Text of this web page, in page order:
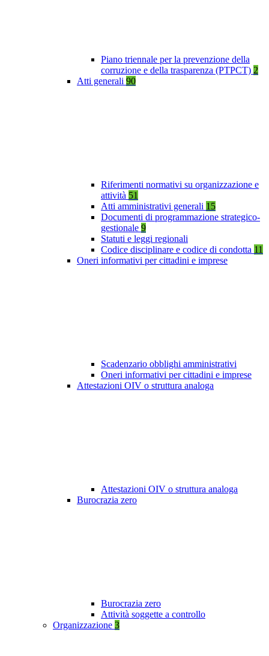
Piano triennale per la prevenzione della
corruzione e della trasparenza (PTPCT) 2
Atti generali 90
Riferimenti normativi su organizzazione e
attività 51
Atti amministrativi generali 15
Documenti di programmazione strategico-
gestionale 9
Statuti e leggi regionali
Codice disciplinare e codice di condotta 11
Oneri informativi per cittadini e imprese
Scadenzario obblighi amministrativi
Oneri informativi per cittadini e imprese
Attestazioni OIV o struttura analoga
Attestazioni OIV o struttura analoga
Burocrazia zero
Burocrazia zero
Attività soggette a controllo
Organizzazione 3